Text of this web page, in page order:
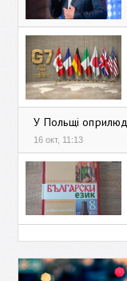
У Польщі
16 окт, 11:13